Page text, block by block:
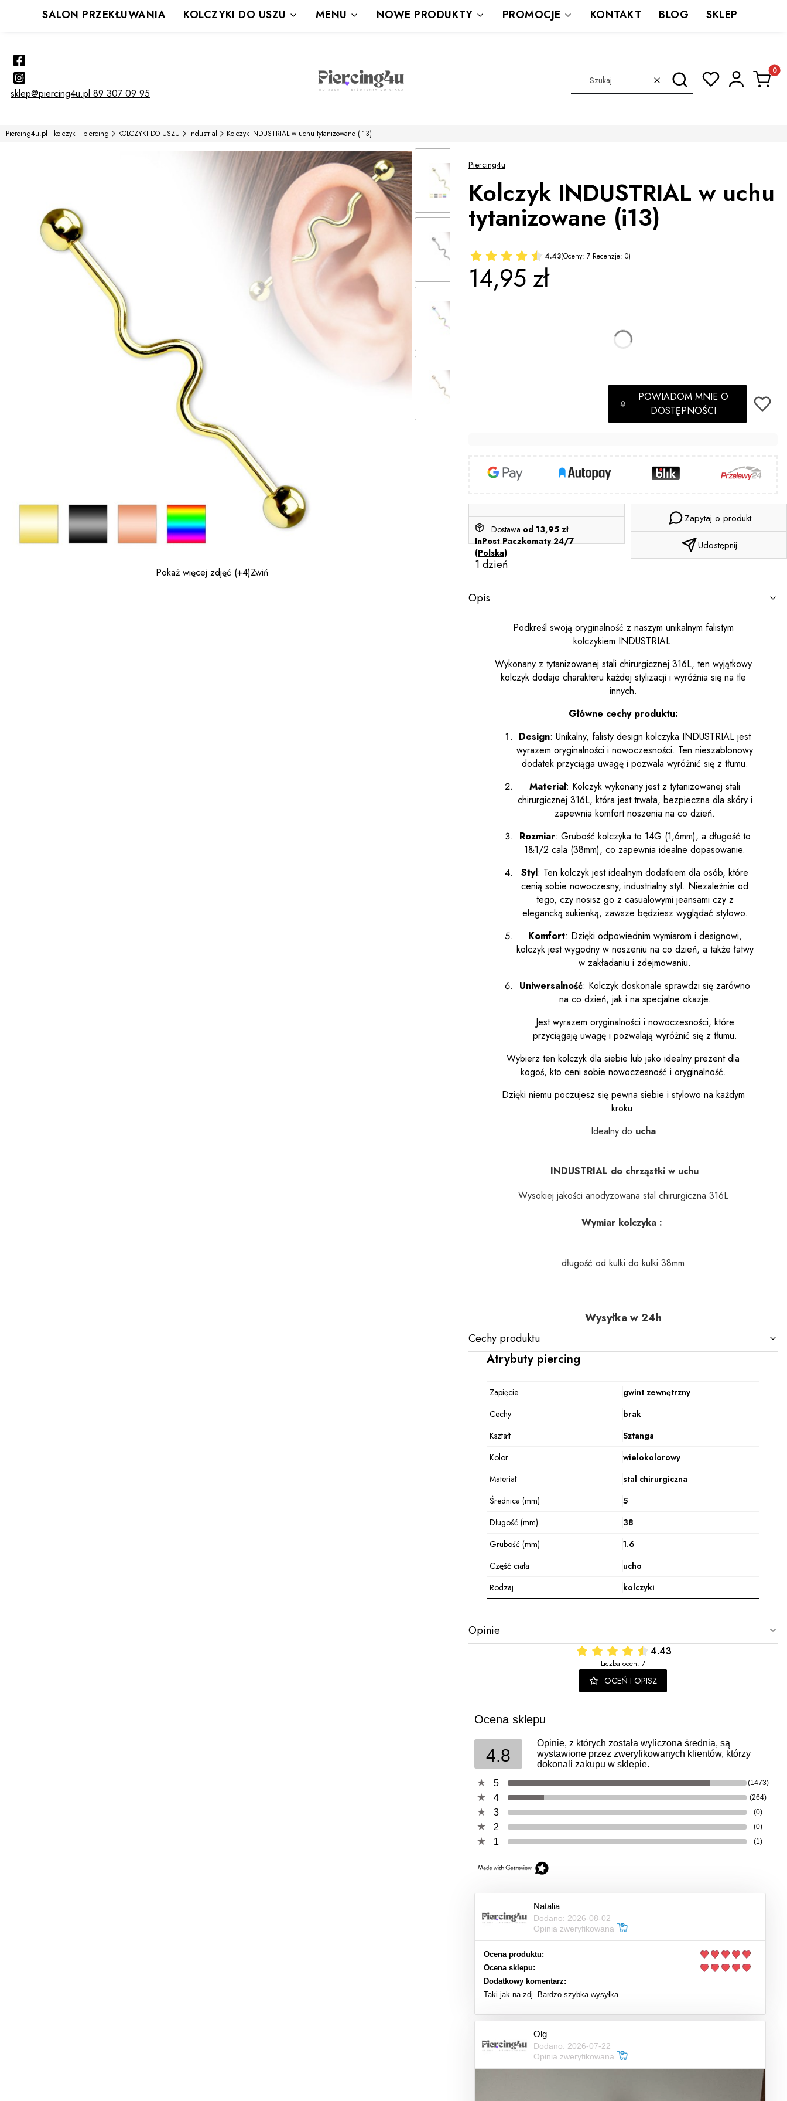
Wysyłka Gratis powyżej 80 zł
sklep@piercing4u.pl 89 307 09 95
WyczyśćSzukaj
SALON PRZEKŁUWANIA KOLCZYKI DO USZU MENU NOWE PRODUKTY PROMOCJE KONTAKT BLOG SKLEP
Piercing4u.pl - kolczyki i piercing KOLCZYKI DO USZU Industrial Kolczyk INDUSTRIAL w uchu tytanizowane (i13)
Pokaż więcej zdjęć (+4)Zwiń
Piercing4u
Kolczyk INDUSTRIAL w uchu
tytanizowane (i13)
4.43(Oceny: 7 Recenzje: 0)
Cena
14,95 zł
POWIADOM MNIE O
DOSTĘPNOŚCI
Dostawa od 13,95 zł
InPost Paczkomaty 24/7
(Polska)
1 dzień
Zapytaj o produkt
Udostępnij
Opis
Podkreśl swoją oryginalność z naszym unikalnym falistym
kolczykiem INDUSTRIAL.
Wykonany z tytanizowanej stali chirurgicznej 316L, ten wyjątkowy
kolczyk dodaje charakteru każdej stylizacji i wyróżnia się na tle
innych.
Główne cechy produktu:
Design: Unikalny, falisty design kolczyka INDUSTRIAL jest
wyrazem oryginalności i nowoczesności. Ten nieszablonowy
dodatek przyciąga uwagę i pozwala wyróżnić się z tłumu.
Materiał: Kolczyk wykonany jest z tytanizowanej stali
chirurgicznej 316L, która jest trwała, bezpieczna dla skóry i
zapewnia komfort noszenia na co dzień.
Rozmiar: Grubość kolczyka to 14G (1,6mm), a długość to
1&1/2 cala (38mm), co zapewnia idealne dopasowanie.
Styl: Ten kolczyk jest idealnym dodatkiem dla osób, które
cenią sobie nowoczesny, industrialny styl. Niezależnie od
tego, czy nosisz go z casualowymi jeansami czy z
elegancką sukienką, zawsze będziesz wyglądać stylowo.
Komfort: Dzięki odpowiednim wymiarom i designowi,
kolczyk jest wygodny w noszeniu na co dzień, a także łatwy
w zakładaniu i zdejmowaniu.
Uniwersalność: Kolczyk doskonale sprawdzi się zarówno
na co dzień, jak i na specjalne okazje.
Jest wyrazem oryginalności i nowoczesności, które
przyciągają uwagę i pozwalają wyróżnić się z tłumu.
Wybierz ten kolczyk dla siebie lub jako idealny prezent dla
kogoś, kto ceni sobie nowoczesność i oryginalność.
Dzięki niemu poczujesz się pewna siebie i stylowo na każdym
kroku.
Idealny do ucha
INDUSTRIAL do chrząstki w uchu
Wysokiej jakości anodyzowana stal chirurgiczna 316L
Wymiar kolczyka :
długość od kulki do kulki 38mm
Wysyłka w 24h
Cechy produktu
Atrybuty piercing
Zapięcie
gwint zewnętrzny
Cechy
brak
Kształt
Sztanga
Kolor
wielokolorowy
Materiał
stal chirurgiczna
Średnica (mm)
5
Długość (mm)
38
Grubość (mm)
1.6
Część ciała
ucho
Rodzaj
kolczyki
Opinie
4.43
Liczba ocen: 7
OCEŃ I OPISZ
Ocena sklepu
4.8
Opinie, z których została wyliczona średnia, są
wystawione przez zweryfikowanych klientów, którzy
dokonali zakupu w sklepie.
5
(1473)
4 (264)
3 (0)
2 (0)
1 (1)
Natalia
Dodano: 2026-08-02
Opinia zweryfikowana
Ocena produktu:
Ocena sklepu:
Dodatkowy komentarz:
Taki jak na zdj. Bardzo szybka wysyłka
Olg
Dodano: 2026-07-22
Opinia zweryfikowana